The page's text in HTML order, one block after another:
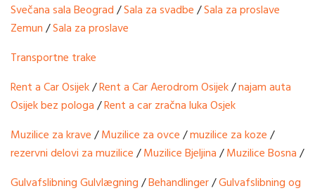
Svečana sala Beograd/Sala za svadbe/Sala za proslave
Zemun/Sala za proslave
Transportne trake
Rent a Car Osijek/Rent a Car Aerodrom Osijek/najam auta
Osijek bez pologa/Rent a car zračna luka Osjek
Muzilice za krave/Muzilice za ovce/muzilice za koze/
rezervni delovi za muzilice/Muzilice Bjeljina/Muzilice Bosna/
GulvafslibningGulvlægning/Behandlinger/Gulvafslibning og